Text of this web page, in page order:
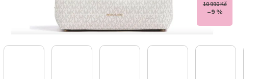
10 990 Kč
–9 %